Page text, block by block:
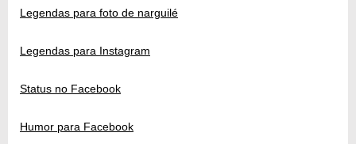
Legendas para foto de narguilé
Legendas para Instagram
Status no Facebook
Humor para Facebook